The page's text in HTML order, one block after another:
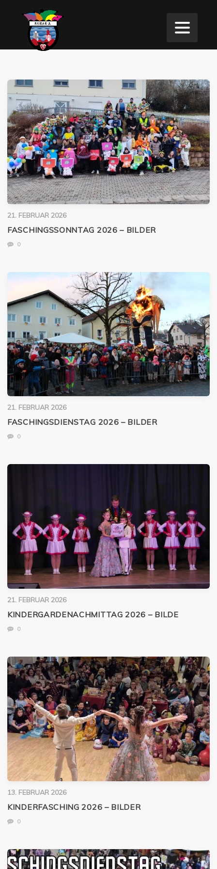
21. FEBRUAR 2026
FASCHINGSSONNTAG 2026 – BILDER
0
21. FEBRUAR 2026
FASCHINGSDIENSTAG 2026 – BILDER
0
21. FEBRUAR 2026
KINDERGARDENACHMITTAG 2026 – BILDE
0
13. FEBRUAR 2026
KINDERFASCHING 2026 – BILDER
0